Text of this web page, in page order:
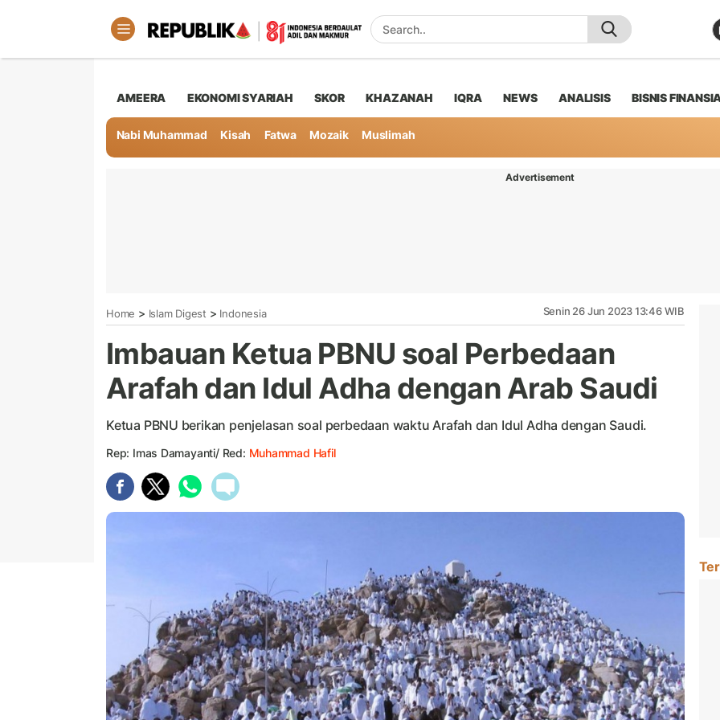
AMEERA EKONOMI SYARIAH SKOR KHAZANAH IQRA NEWS ANALISIS BISNIS
Nabi Muhammad Kisah Fatwa Mozaik Muslimah
Advertisement
Home > Islam Digest > Indonesia Senin 26 Jun 2023 13:46 WIB
Imbauan Ketua PBNU soal Perbedaan
Arafah dan Idul Adha dengan Arab Saudi
Ketua PBNU berikan penjelasan soal perbedaan waktu Arafah dan Idul Adha dengan Saudi.
Rep: Imas Damayanti/ Red: Muhammad Hafil